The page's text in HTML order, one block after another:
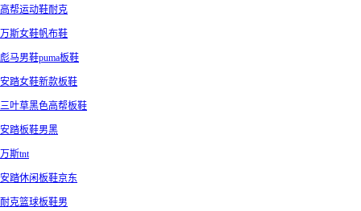
高帮运动鞋耐克
万斯女鞋帆布鞋
彪马男鞋puma板鞋
安踏女鞋新款板鞋
三叶草黑色高帮板鞋
安踏板鞋男黑
万斯tnt
安踏休闲板鞋京东
耐克篮球板鞋男